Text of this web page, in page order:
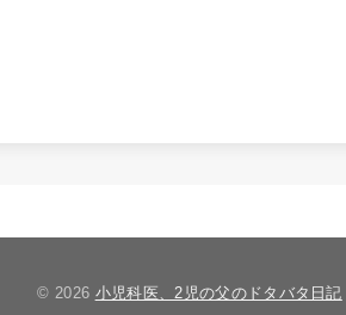
© 2026 小児科医、2児の父のドタバタ日記